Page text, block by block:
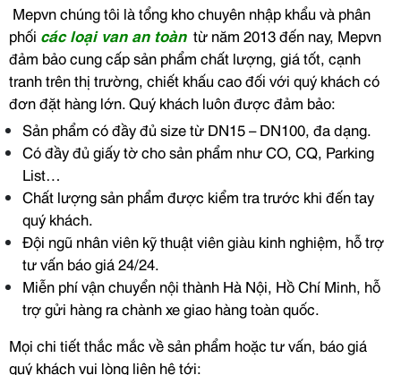
Mepvn chúng tôi là tổng kho chuyên nhập khẩu và phân
phối các loại van an toàntừ năm 2013 đến nay, Mepvn
đảm bảo cung cấp sản phẩm chất lượng, giá tốt, cạnh
tranh trên thị trường, chiết khấu cao đối với quý khách có
đơn đặt hàng lớn. Quý khách luôn được đảm bảo:
Sản phẩm có đầy đủ size từ DN15 – DN100, đa dạng.
Có đầy đủ giấy tờ cho sản phẩm như CO, CQ, Parking
List…
Chất lượng sản phẩm được kiểm tra trước khi đến tay
quý khách.
Đội ngũ nhân viên kỹ thuật viên giàu kinh nghiệm, hỗ trợ
tư vấn báo giá 24/24.
Miễn phí vận chuyển nội thành Hà Nội, Hồ Chí Minh, hỗ
trợ gửi hàng ra chành xe giao hàng toàn quốc.
Mọi chi tiết thắc mắc về sản phẩm hoặc tư vấn, báo giá
quý khách vui lòng liên hệ tới: